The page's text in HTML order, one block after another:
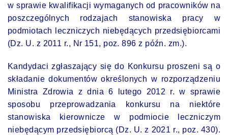
w sprawie kwalifikacji wymaganych od pracowników na
poszczególnych rodzajach stanowiska pracy w
podmiotach leczniczych niebędących przedsiębiorcami
(Dz. U. z 2011 r., Nr 151, poz. 896 z późn. zm.).
Kandydaci zgłaszający się do Konkursu proszeni są o
składanie dokumentów określonych w rozporządzeniu
Ministra Zdrowia z dnia 6 lutego 2012 r. w sprawie
sposobu przeprowadzania konkursu na niektóre
stanowiska kierownicze w podmiocie leczniczym
niebędącym przedsiębiorcą (Dz. U. z 2021 r., poz. 430).